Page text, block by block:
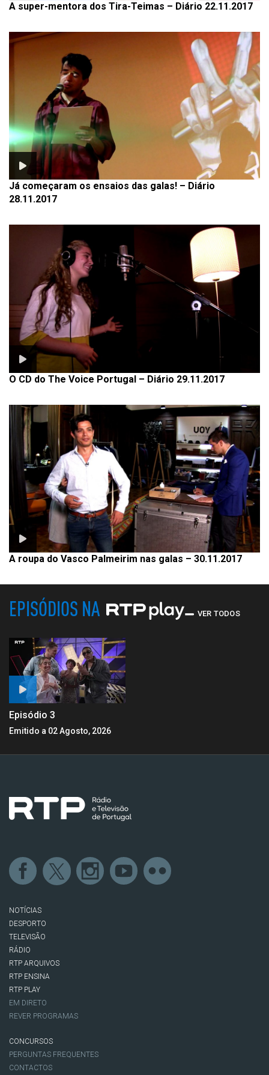
A super-mentora dos Tira-Teimas – Diário 22.11.2017
Já começaram os ensaios das galas! – Diário
28.11.2017
O CD do The Voice Portugal – Diário 29.11.2017
A roupa do Vasco Palmeirim nas galas – 30.11.2017
EPISÓDIOS NA VER TODOS
Episódio 3
Emitido a 02 Agosto, 2026
NOTÍCIAS
DESPORTO
TELEVISÃO
RÁDIO
RTP ARQUIVOS
RTP ENSINA
RTP PLAY
EM DIRETO
REVER PROGRAMAS
CONCURSOS
PERGUNTAS FREQUENTES
CONTACTOS